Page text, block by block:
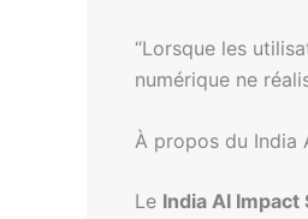
“Lorsque les
numérique ne
À propos du India
Le India AI Impact